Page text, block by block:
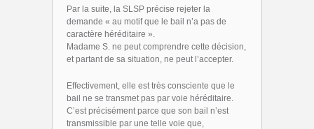
Par la suite, la SLSP précise rejeter la
demande « au motif que le bail n’a pas de
caractère héréditaire ».
Madame S. ne peut comprendre cette décision,
et partant de sa situation, ne peut l’accepter.
Effectivement, elle est très consciente que le
bail ne se transmet pas par voie héréditaire.
C’est précisément parce que son bail n’est
transmissible par une telle voie que,